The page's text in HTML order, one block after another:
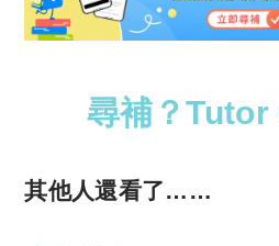
尋補？Tutor
其他人還看了……